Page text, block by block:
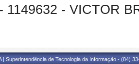
1149632 - VICTOR
| Superintendência de Tecnologia da Informação - (84)